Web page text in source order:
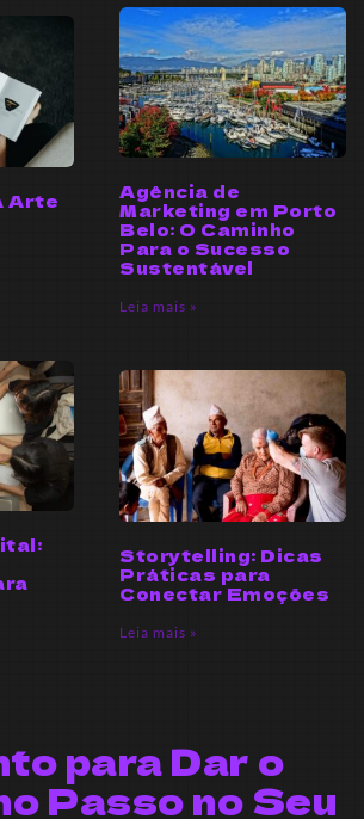
Arte
Agência de
Marketing em Porto
Belo: O Caminho
Para o Sucesso
Sustentável
Leia mais »
Storytelling: Dicas
Práticas para
Conectar Emoções
Leia mais »
para Dar o
Passo no Seu